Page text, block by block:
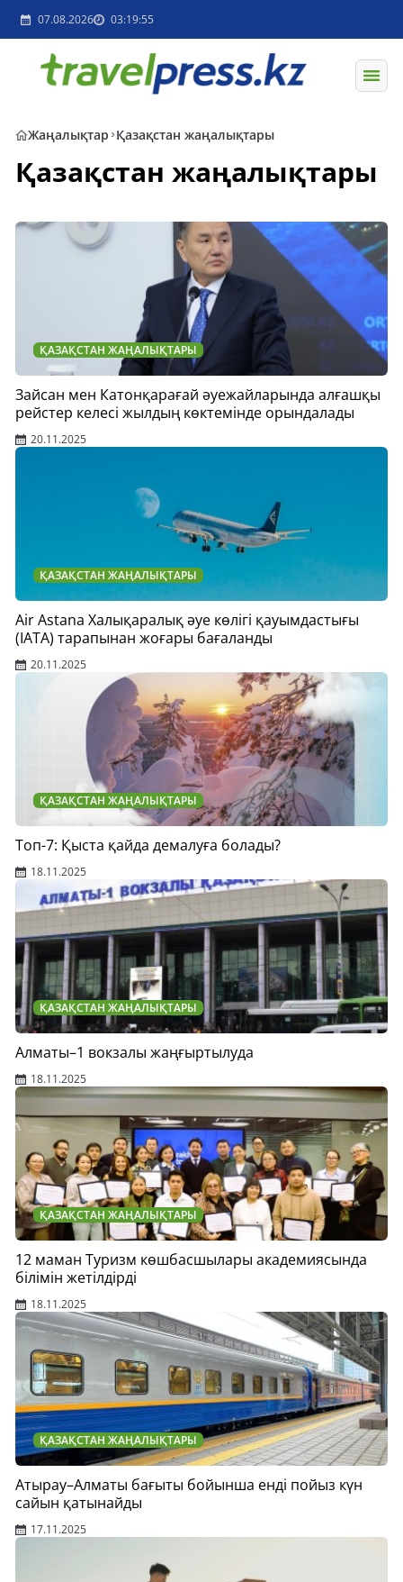
07.08.2026 03:19:55
Жаңалықтар Қазақстан жаңалықтары
Қазақстан жаңалықтары
ҚАЗАҚСТАН ЖАҢАЛЫҚТАРЫ
Зайсан мен Катонқарағай әуежайларында алғашқы
рейстер келесі жылдың көктемінде орындалады
20.11.2025
ҚАЗАҚСТАН ЖАҢАЛЫҚТАРЫ
Air Astana Халықаралық әуе көлігі қауымдастығы
(IATA) тарапынан жоғары бағаланды
20.11.2025
ҚАЗАҚСТАН ЖАҢАЛЫҚТАРЫ
Топ-7: Қыста қайда демалуға болады?
18.11.2025
ҚАЗАҚСТАН ЖАҢАЛЫҚТАРЫ
Алматы–1 вокзалы жаңғыртылуда
18.11.2025
ҚАЗАҚСТАН ЖАҢАЛЫҚТАРЫ
12 маман Туризм көшбасшылары академиясында
білімін жетілдірді
18.11.2025
ҚАЗАҚСТАН ЖАҢАЛЫҚТАРЫ
Атырау–Алматы бағыты бойынша енді пойыз күн
сайын қатынайды
17.11.2025